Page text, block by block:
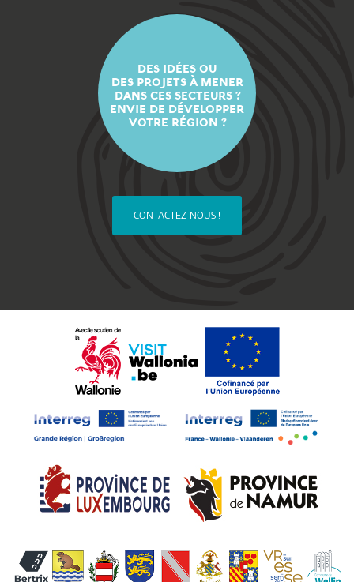
DES IDÉES OU
DES PROJETS À MENER
DANS CES SECTEURS ?
ENVIE DE DÉVELOPPER
VOTRE RÉGION ?
CONTACTEZ-NOUS !